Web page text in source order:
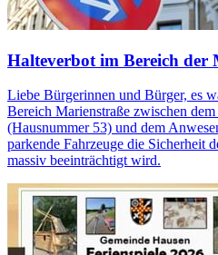
Halteverbot im Bereich der
Liebe Bürgerinnen und Bürger, es
Bereich Marienstraße zwischen
(Hausnummer 53) und dem
parkende Fahrzeuge die Sicherheit
massiv beeinträchtigt wird.